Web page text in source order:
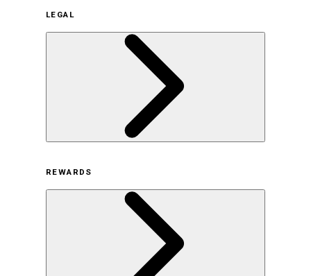
サステナビリティの取り組み（日本）
サステナビリティの取り組み（米国/英語）
ヒストリー
採用情報
LEGAL
オンラインストア利用規約
プライバシーポリシー
特定商取引法に基づく表示
古物営業法に基づく表示
REWARDS